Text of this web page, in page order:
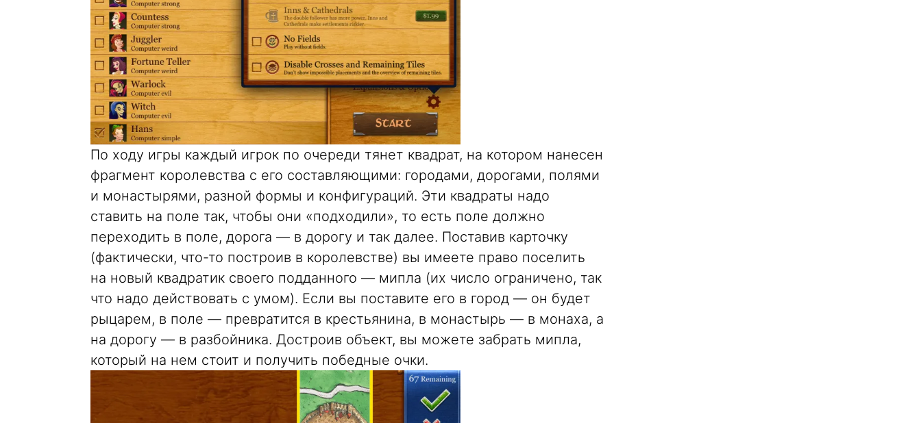
По ходу игры каждый игрок по очереди тянет квадрат, на котором нанесен
фрагмент королевства с его составляющими: городами, дорогами, полями
и монастырями, разной формы и конфигураций. Эти квадраты надо
ставить на поле так, чтобы они «подходили», то есть поле должно
переходить в поле, дорога — в дорогу и так далее. Поставив карточку
(фактически, что-то построив в королевстве) вы имеете право поселить
на новый квадратик своего подданного — мипла (их число ограничено, так
что надо действовать с умом). Если вы поставите его в город — он будет
рыцарем, в поле — превратится в крестьянина, в монастырь — в монаха, а
на дорогу — в разбойника. Достроив объект, вы можете забрать мипла,
который на нем стоит и получить победные очки.